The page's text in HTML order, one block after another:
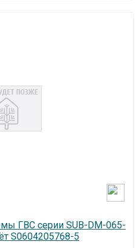
ГВС серии SUB-DM-065-
S0604205768-5